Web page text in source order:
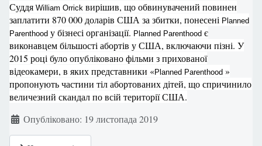
Суддя William Orrick вирішив, що обвинувачений повинен
заплатити 870 000 доларів США за збитки, понесені Planned
Parenthood у бізнесі організації. Planned Parenthood є
виконавцем більшості абортів у США, включаючи пізні. У
2015 році було опубліковано фільми з прихованої
відеокамери, в яких представники «Planned Parenthood »
пропонують частини тіл абортованих дітей, що спричинило
величезний скандал по всій території США.
ДеталіОпубліковано: 19 листопада 2019